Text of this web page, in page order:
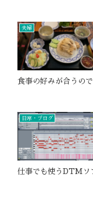
夫婦
食事の好みが合うの
日常・ブログ
仕事でも使うDTMソ